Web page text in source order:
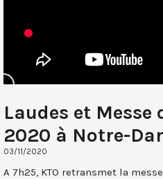
Laudes et
2020 à Notre-
03/11/2020
A 7h25, KTO retransmet la